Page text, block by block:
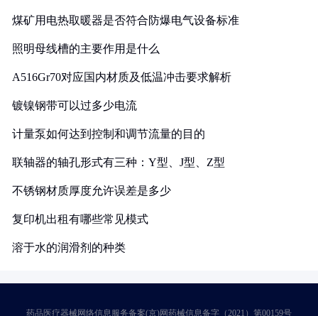
煤矿用电热取暖器是否符合防爆电气设备标准
照明母线槽的主要作用是什么
A516Gr70对应国内材质及低温冲击要求解析
镀镍钢带可以过多少电流
计量泵如何达到控制和调节流量的目的
联轴器的轴孔形式有三种：Y型、J型、Z型
不锈钢材质厚度允许误差是多少
复印机出租有哪些常见模式
溶于水的润滑剂的种类
药品医疗器械网络信息服务备案(京)网药械信息备字（2021）第00159号